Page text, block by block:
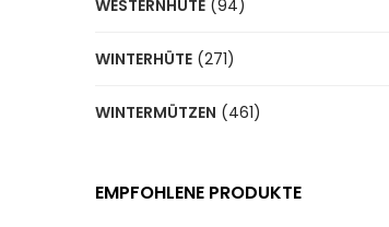
WESTERNHÜTE (94)
WINTERHÜTE (271)
WINTERMÜTZEN (461)
EMPFOHLENE PRODUKTE